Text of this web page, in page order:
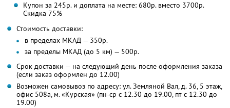
Купон за 245р. и доплата на месте: 680р. вместо 3700р.
Скидка 75%
Стоимость доставки:
в пределах МКАД — 350р.
за пределы МКАД (до 5 км) — 500р.
Срок доставки — на следующий день после оформления заказа
(если заказ оформлен до 12.00)
Возможен самовывоз по адресу: ул. Земляной Вал, д. 36, 5 этаж,
офис 508а, м. «Курская» (пн-ср с 12.30 до 19.00, пт с 12.30 до
19.00)